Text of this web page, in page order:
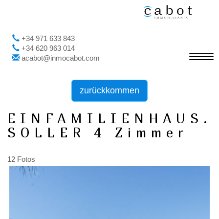
+34 971 633 843
+34 620 963 014
acabot@inmocabot.com
zurückkommen
EINFAMILIENHAUS.
SOLLER 4 Zimmer
12 Fotos